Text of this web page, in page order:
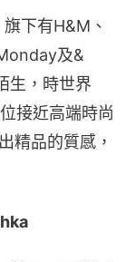
下有H&M、
及&
生，時世界
接近高端時尚
精品的質感，